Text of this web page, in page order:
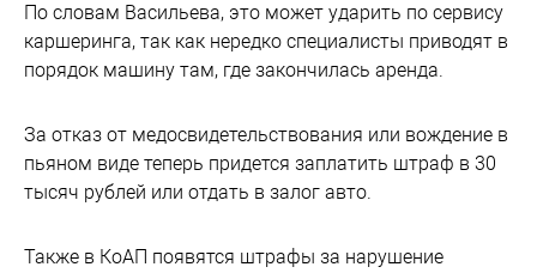
По словам Васильева, это может ударить по сервису
каршеринга, так как нередко специалисты приводят в
порядок машину там, где закончилась аренда.
За отказ от медосвидетельствования или вождение в
пьяном виде теперь придется заплатить штраф в 30
тысяч рублей или отдать в залог авто.
Также в КоАП появятся штрафы за нарушение